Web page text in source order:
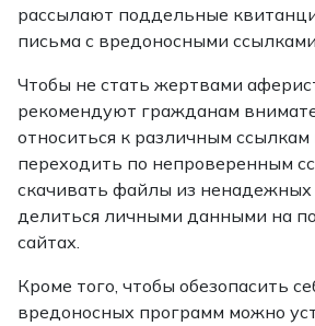
рассылают поддельные
письма с вредоносными ссылками.
Чтобы не стать жертвами
рекомендуют гражданам
относиться к различным ссылкам
переходить по непроверенным
скачивать файлы из ненадежных
делиться личными данными на
сайтах.
Кроме того, чтобы обезопасить
вредоносных программ можно